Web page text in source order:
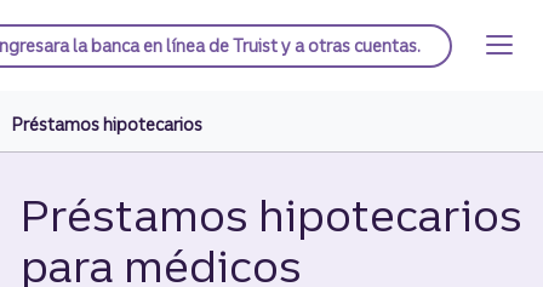
al
contenido
Página de inicio de Truist
a la banca en línea de Truist y a otras cuentas.
Préstamos hipotecarios
Préstamos hipotecarios
para médicos